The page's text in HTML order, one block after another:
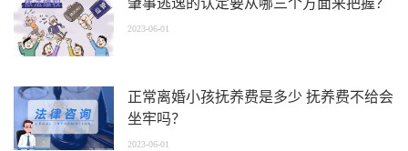
2023-06-01
正常离婚小孩抚养费是多少 抚养费不给会
坐牢吗？
2023-06-01